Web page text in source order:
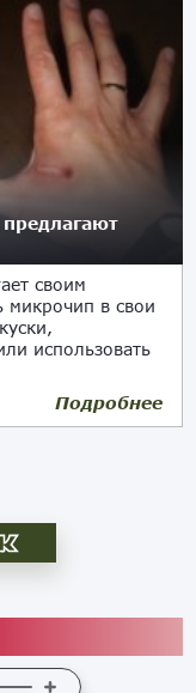
своим
микрочип в свои
использовать
Подробнее